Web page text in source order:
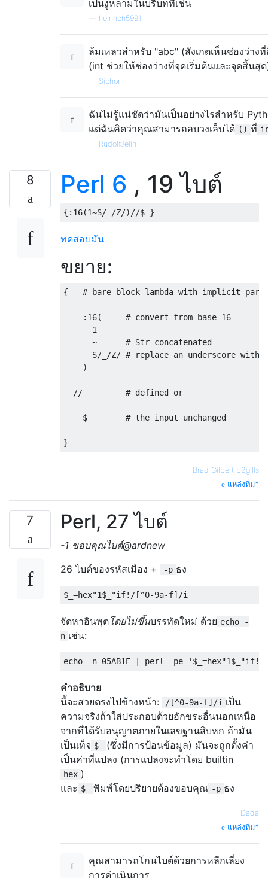
เป็นงูหลามในบริบทที่เช่น
heinrich5991
ล้มเหลวสำหรับ "abc" (สังเกตเห็นช่องว่าง
(int ช่วยให้ช่องว่างที่จุดเริ่มต้นและจุดสิ้นสุ
— Siphor
ฉันไม่รู้แน่ชัดว่ามันเป็นอย่างไรสำหรับ
แต่ฉันคิดว่าคุณสามารถลบวงเล็บได้ () ที่
— RudolfJelin
8 Perl 6 , 19 ไบต์
{: 16(1~S/ /Z/) //$_}
ทดสอบมัน
ขยาย:
{ # bare block lambda with implicit
: 16(
# convert from base 16
1
~
# Str concatenated
      S
/ /Z/ # replace an underscore with
)
//         # defined or
    $_
# the input unchanged
}
— Brad Gilbert b2gills
แหล่งที่มา
7 Perl, 27 ไบต์
-1 ขอบคุณไบต์@ardnew
26 ไบต์ของรหัสเมือง +
-p ธง
$_ =hex"1$_"if! /[^0-9a-f]/i
จัดหาอินพุตโดยไม่ขึ้นบรรทัดใหม่ ด้วย echo -
n เช่น:
คำอธิบาย
นี้จะสวยตรงไปข้างหน้า:
/[^0-9a-f]/i เป็น
ความจริงถ้าใส่ประกอบด้วยอักขระอื่นนอกเหนือ
จากที่ได้รับอนุญาตภายในเลขฐานสิบหก ถ้ามัน
เป็นเท็จ $_
(ซึ่งมีการป้อนข้อมูล) มันจะถูกตั้งค่า
เป็นค่าที่แปลง (การแปลงจะทำโดย builtin
hex )
และ $_ พิมพ์โดยปริยายต้องขอบคุณ -p ธง
— Dada
แหล่งที่มา
คุณสามารถโกนไบต์ด้วยการหลีกเลี่ยง
การดำเนินการ